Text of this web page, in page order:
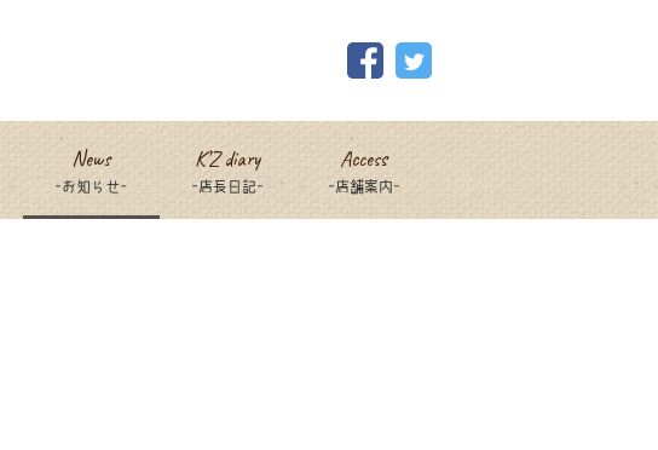
-お知らせ-
News
-店長日記-
K’Z diary
-店舗案内-
Access